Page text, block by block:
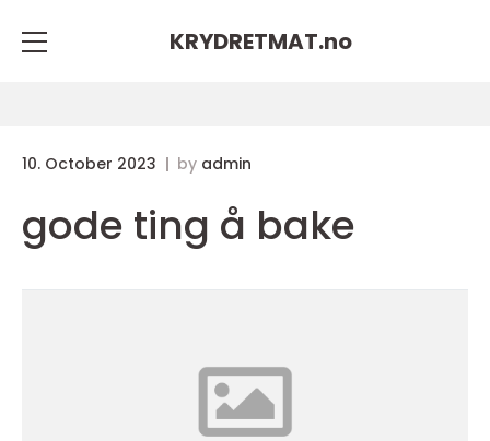
KRYDRETMAT.no
10. October 2023 by admin
gode ting å bake